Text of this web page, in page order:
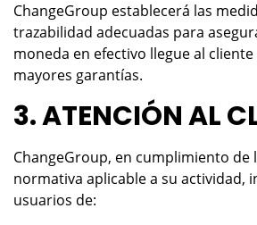
ChangeGroup establecerá las
trazabilidad adecuadas para
moneda en efectivo llegue al
mayores garantías.
3. ATENCIÓN AL
ChangeGroup, en cumplimiento de
normativa aplicable a su actividad,
usuarios de: